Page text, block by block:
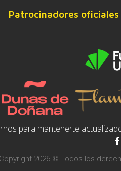
Patrocinadores oficiales
para mantenerte
Copyright 2026 © Todos los